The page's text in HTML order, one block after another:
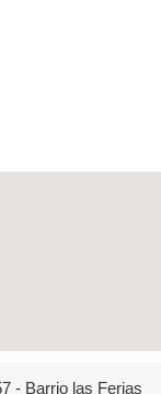
- Barrio las Ferias